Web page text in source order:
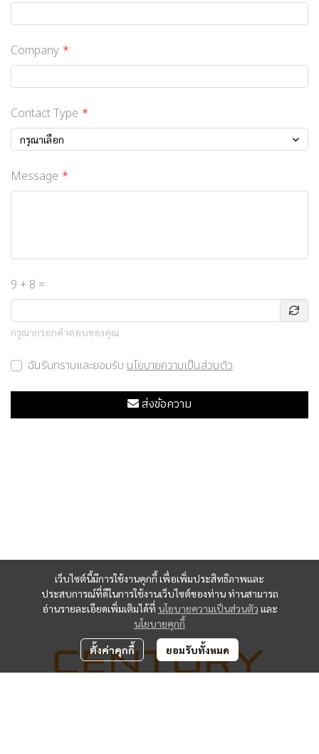
Company
Contact Type
กรุณาเลือก
Message
9 + 8 =
กรุณากรอกคำตอบของคุณ
ฉันรับทราบและยอมรับ นโยบายความเป็นส่วนตัว
ส่งข้อความ
เว็บไซต์นี้มีการใช้งานคุกกี้ เพื่อเพิ่มประสิทธิภาพและ
ประสบการณ์ที่ดีในการใช้งานเว็บไซต์ของท่าน ท่านสามารถ
อ่านรายละเอียดเพิ่มเติมได้ที่ นโยบายความเป็นส่วนตัว และ
นโยบายคุกกี้
ตั้งค่าคุกกี้ ยอมรับทั้งหมด